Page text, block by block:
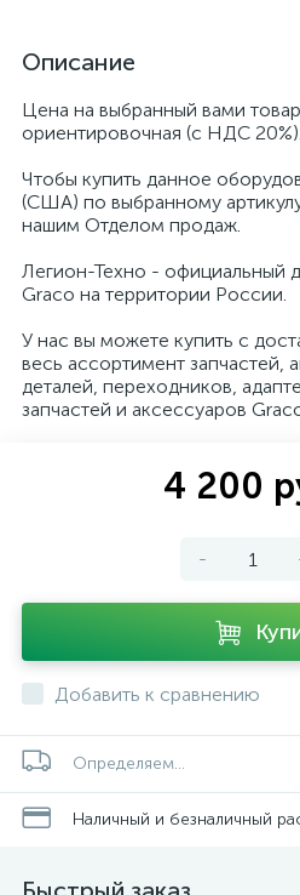
Описание
Цена на выбранный вами
ориентировочная (с НДС 20%).
Чтобы купить данное
(США) по выбранному
нашим Отделом продаж.
Легион-Техно - официальный
Graco на территории России.
У нас вы можете купить с
весь ассортимент запчастей,
деталей, переходников,
запчастей и аксессуаров
4 200
-
Добавить к сравнению
Определяем...
Наличный и безналичный